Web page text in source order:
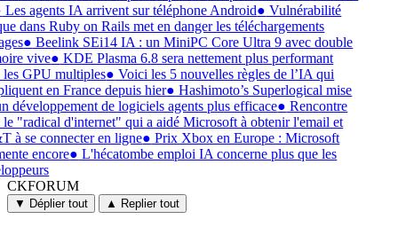
Les agents IA arrivent sur téléphone Android●Vulnérabilité
dans Ruby on Rails met en danger les téléchargements
●Beelink SEi14 IA : un MiniPC Core Ultra 9 avec double
vive●KDE Plasma 6.8 sera nettement plus performant
les GPU multiples●Voici les 5 nouvelles règles de l’IA qui
en France depuis hier●Hashimoto’s Superlogical mise
développement de logiciels agents plus efficace●Rencontre
le "radical d'internet" qui a aidé Microsoft à obtenir l'email et
à se connecter en ligne●Prix Xbox en Europe : Microsoft
encore●L'hécatombe emploi IA concerne plus que les
CKFORUM
CKFORUM
Forums
▼ Déplier tout ▲ Replier tout